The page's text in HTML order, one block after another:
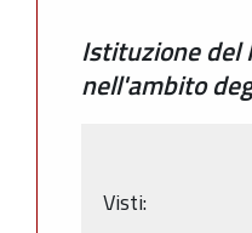
Istituzione del
nell'ambito
Visti: